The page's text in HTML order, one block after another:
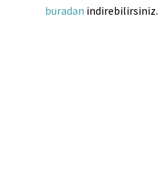
buradan indirebilirsiniz.